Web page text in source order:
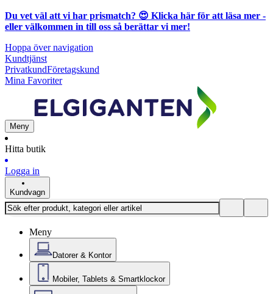
Du vet väl att vi har prismatch? 😍 Klicka här för att läsa mer -
eller välkommen in till oss så berättar vi mer!
Hoppa över navigation
Kundtjänst
PrivatkundFöretagskund
Mina Favoriter
Meny
Hitta butik
Logga in
Kundvagn
Meny
Datorer & Kontor
Mobiler, Tablets & Smartklockor